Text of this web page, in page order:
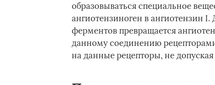
образовываться специальное
ангиотензиноген в ангиотензин
ферментов превращается
данному соединению
на данные рецепторы, не